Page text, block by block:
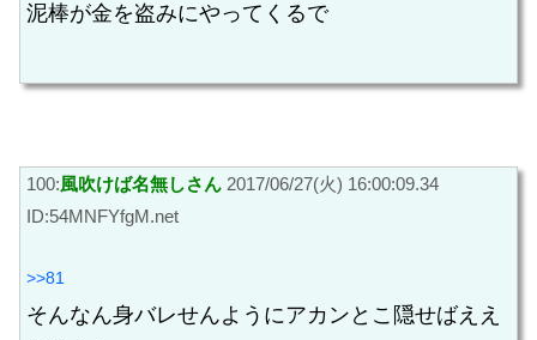
泥棒が金を盗みにやってくるで
100:風吹けば名無しさん 2017/06/27(火) 16:00:09.34
ID:54MNFYfgM.net
>>81
そんなん身バレせんようにアカンとこ隠せばええ